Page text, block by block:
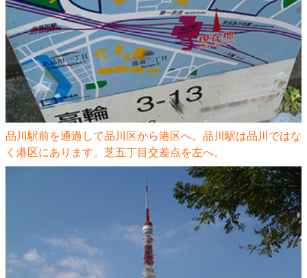
品川駅前を通過して品川区から港区へ。品川駅は品川ではな
く港区にあります。芝五丁目交差点を左へ。